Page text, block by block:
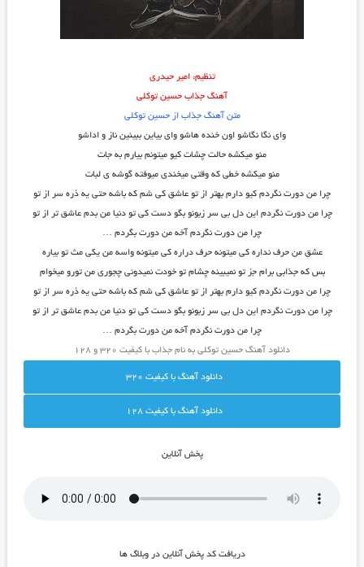
تنظیم: امیر حیدری
آهنگ جذاب حسین توکلی
متن آهنگ جذاب از حسین توکلی
وای نگا نگاشو اون خنده هاشو وای بیاین ببینین ناز و اداشو
منو میکشه حالت چشات کیو میتونم بیارم به جات
منو میکشه خطی که وقتی میخندی میوفته گوشه ی لبات
چرا من دورت نگردم کیو دارم بهتر از تو عاشق کی شم که باشه حتی یه ذره سر از تو
چرا من دورت نگردم این دل بی سر زبونو بگو دست کی تو دنیا من بدم عاشق تر از تو
چرا من دورت نگردم آخه من دورت بگردم …
عشق من حرف نداره کی میتونه حرف دراره کی میتونه واسه من یکی مث تو بیاره
بس که جذابی برام جز تو نمیبینه چشام تو خودت نمیدونی چجوری من تورو میخوام
چرا من دورت نگردم کیو دارم بهتر از تو عاشق کی شم که باشه حتی یه ذره سر از تو
چرا من دورت نگردم این دل بی سر زبونو بگو دست کی تو دنیا من بدم عاشق تر از تو
چرا من دورت نگردم آخه من دورت بگردم …
دانلود آهنگ حسین توکلی به نام جذاب با کیفیت ۳۲۰ و ۱۲۸
دانلود آهنگ با کيفيت 320
دانلود آهنگ با کيفيت 128
پخش آنلاين
دريافت کد پخش آنلاين در وبلاگ ها